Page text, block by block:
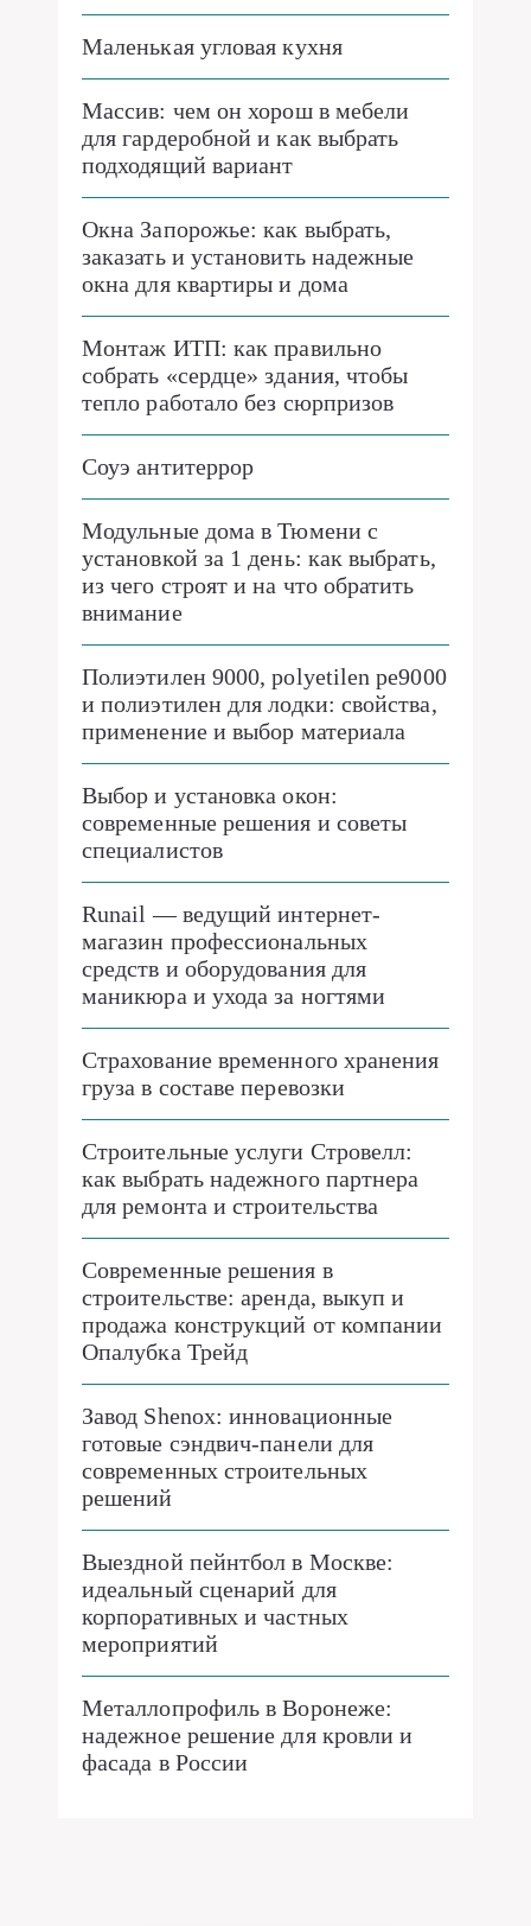
Маленькая угловая кухня
Массив: чем он хорош в мебели
для гардеробной и как выбрать
подходящий вариант
Окна Запорожье: как выбрать,
заказать и установить надежные
окна для квартиры и дома
Монтаж ИТП: как правильно
собрать «сердце» здания, чтобы
тепло работало без сюрпризов
Соуэ антитеррор
Модульные дома в Тюмени с
установкой за 1 день: как выбрать,
из чего строят и на что обратить
внимание
Полиэтилен 9000, polyetilen pe9000
и полиэтилен для лодки: свойства,
применение и выбор материала
Выбор и установка окон:
современные решения и советы
специалистов
Runail — ведущий интернет-
магазин профессиональных
средств и оборудования для
маникюра и ухода за ногтями
Страхование временного хранения
груза в составе перевозки
Строительные услуги Стровелл:
как выбрать надежного партнера
для ремонта и строительства
Современные решения в
строительстве: аренда, выкуп и
продажа конструкций от компании
Опалубка Трейд
Завод Shenox: инновационные
готовые сэндвич-панели для
современных строительных
решений
Выездной пейнтбол в Москве:
идеальный сценарий для
корпоративных и частных
мероприятий
Металлопрофиль в Воронеже:
надежное решение для кровли и
фасада в России